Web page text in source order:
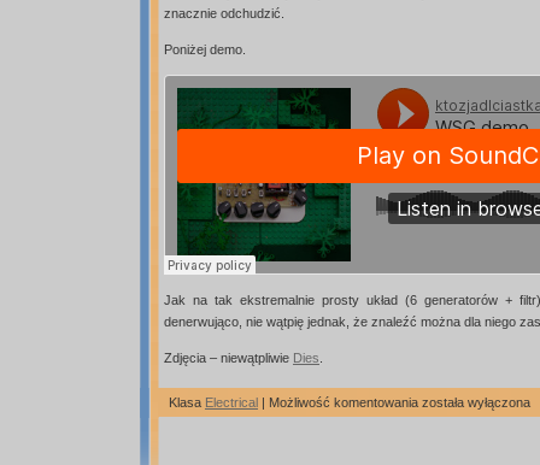
znacznie odchudzić.
Poniżej demo.
Jak na tak ekstremalnie prosty układ (6 generatorów +
denerwująco, nie wątpię jednak, że znaleźć można dla niego
Zdjęcia – niewątpliwie Dies
Klasa Electrical | Możliwość komentowania Weird
została wyłączona